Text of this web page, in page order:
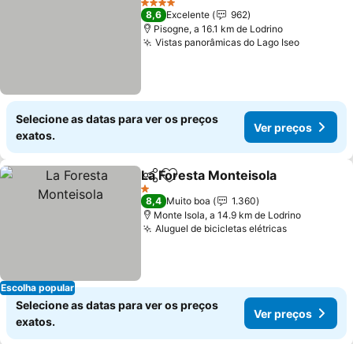
4 Estrelas
8,6 Excelente
962
Pisogne, a 16.1 km de Lodrino
Vistas panorâmicas do Lago IseoVer
Selecione as datas para ver os preços
exatos.
Ver preços
Escolha popular
PartilharAdicionar aos favoritos
La Foresta Monteisola
1 Estrelas
8,4 Muito boa
1.360
Monte Isola, a 14.9 km de Lodrino
Aluguel de bicicletas elétricasVer preços
Selecione as datas para ver os preços
exatos.
Ver preços